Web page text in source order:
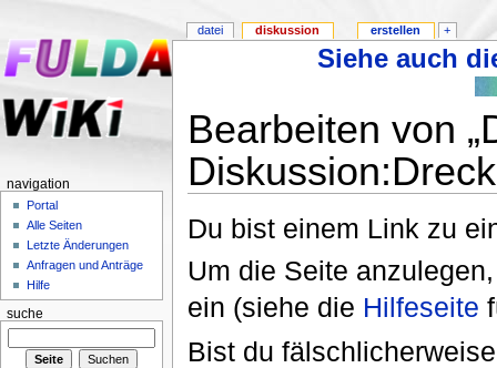
Siehe auch
Bearbeiten von
Du bist einem Link zu
Um die Seite
ein (siehe die Hilfeseite
Bist du
datei diskussion erstellen +
navigation
Portal
Alle Seiten
Letzte Änderungen
Anfragen und Anträge
Hilfe
suche